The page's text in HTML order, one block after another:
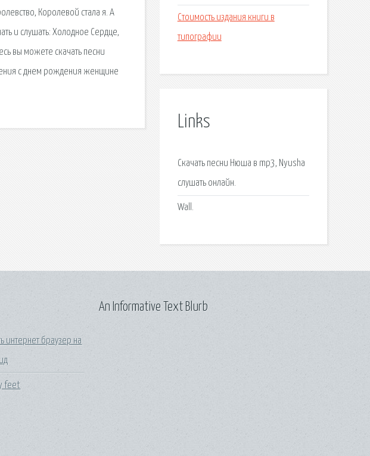
Королевой стала я. А
и слушать: Холодное Сердце,
вы можете скачать песни
с днем рождения женщине
Стоимость издания книги в
типографии
Links
Скачать песни Нюша в mp3, Nyusha
слушать онлайн.
Wall.
интернет браузер на
feet
An Informative Text Blurb